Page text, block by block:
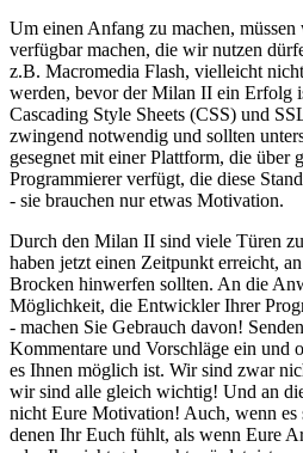
Um einen Anfang zu machen,
verfügbar machen, die wir nutzen
z.B. Macromedia Flash, vielleicht
werden, bevor der Milan II ein Erfolg
Cascading Style Sheets (CSS) und
zwingend notwendig und sollten
gesegnet mit einer Plattform, die über
Programmierer verfügt, die diese
- sie brauchen nur etwas Motivation.
Durch den Milan II sind viele Türen
haben jetzt einen Zeitpunkt erreicht,
Brocken hinwerfen sollten. An die
Möglichkeit, die Entwickler Ihrer
- machen Sie Gebrauch davon!
Kommentare und Vorschläge ein und
es Ihnen möglich ist. Wir sind zwar
wir sind alle gleich wichtig! Und an
nicht Eure Motivation! Auch, wenn es
denen Ihr Euch fühlt, als wenn Eure